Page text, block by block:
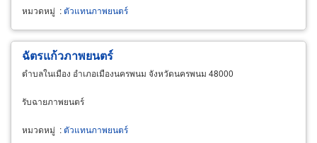
หมวดหมู่ :ตัวแทนภาพยนตร์
ฉัตรแก้วภาพยนตร์
ตำบลในเมือง อำเภอเมืองนครพนม จังหวัดนครพนม 48000
รับฉายภาพยนตร์
หมวดหมู่ :ตัวแทนภาพยนตร์